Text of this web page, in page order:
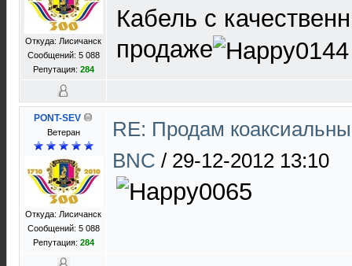
Откуда: Лисичанск
Сообщений: 5 088
Репутация: 284
Кабель с
продаже
PONT-SEV
Ветеран
Откуда: Лисичанск
Сообщений: 5 088
Репутация: 284
RE: Продам
BNC / 29-12-2012 13:10